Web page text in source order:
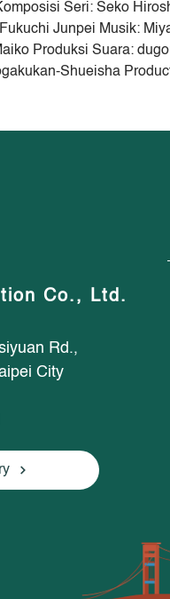
Seri: Seko
Junpei Musik:
Produksi Suara:
Shueisha
Co., Ltd.
Rd.,
City